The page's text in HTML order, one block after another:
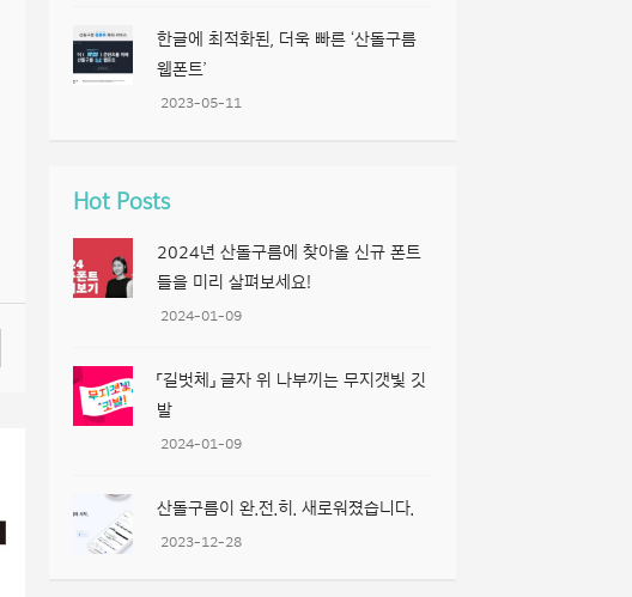
한글에 최적화된, 더욱 빠른 ‘산돌구름
웹폰트’
2023-05-11
Hot Posts
2024년 산돌구름에 찾아올 신규 폰트
들을 미리 살펴보세요!
2024-01-09
「길벗체」 글자 위 나부끼는 무지갯빛 깃
발
2024-01-09
산돌구름이 완.전.히. 새로워졌습니다.
2023-12-28